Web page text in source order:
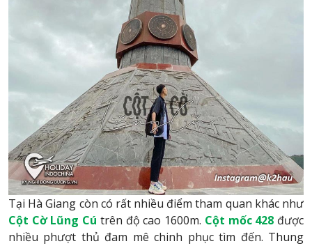
Tại Hà Giang còn có rất nhiều điểm tham quan khác như
Cột Cờ Lũng Cú trên độ cao 1600m. Cột mốc 428 được
nhiều phượt thủ đam mê chinh phục tìm đến. Thung